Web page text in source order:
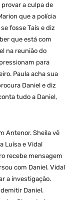
a culpa de
que a polícia
fosse Taís e diz
que está com
na reunião do
para
Paula acha sua
Daniel e diz
tudo a Daniel,
Antenor. Sheila vê
Luísa e Vidal
recebe mensagem
com Daniel. Vidal
a investigação.
Daniel.